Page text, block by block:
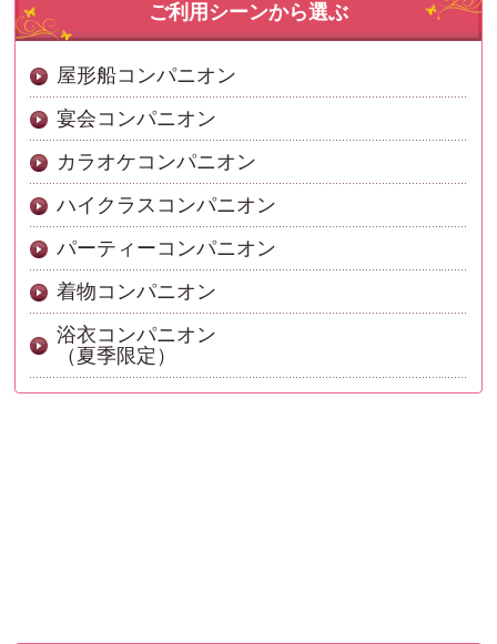
ご利用シーンから選ぶ
屋形船コンパニオン
宴会コンパニオン
カラオケコンパニオン
ハイクラスコンパニオン
パーティーコンパニオン
着物コンパニオン
浴衣コンパニオン
（夏季限定）